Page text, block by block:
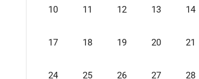
10 11 12 13 14
17 18 19 20 21
24 25 26 27 28